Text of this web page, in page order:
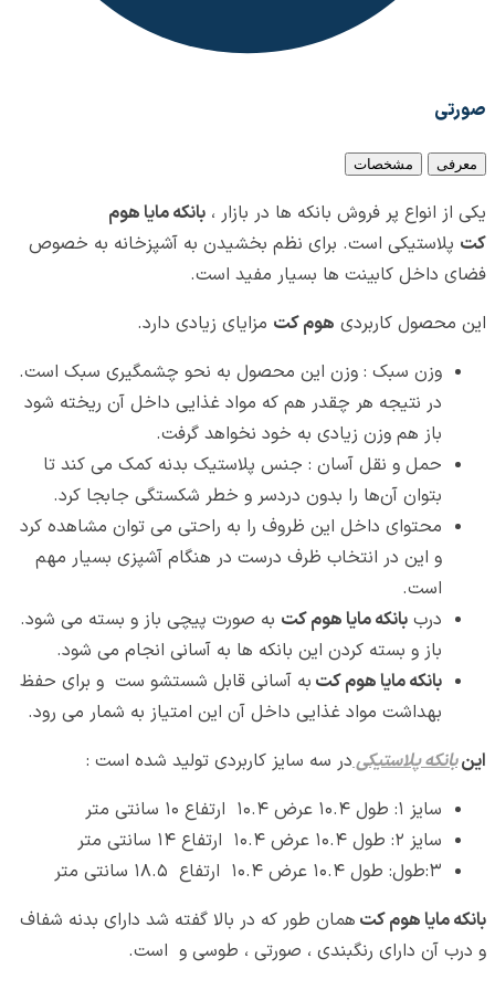
صورتی
معرفی مشخصات
یکی از انواع پر فروش بانکه ها در بازار ، بانکه مایا هوم
کت پلاستیکی است. برای نظم بخشیدن به آشپزخانه به خصوص
فضای داخل کابینت ها بسیار مفید است.
این محصول کاربردی هوم کت مزایای زیادی دارد.
وزن سبک : وزن این محصول به نحو چشمگیری سبک است.
در نتیجه هر چقدر هم که مواد غذایی داخل آن ریخته شود
باز هم وزن زیادی به خود نخواهد گرفت.
حمل و نقل آسان : جنس پلاستیک بدنه کمک می کند تا
بتوان آن‌ها را بدون دردسر و خطر شکستگی جابجا کرد.
محتوای داخل این ظروف را به راحتی می توان مشاهده کرد
و این در انتخاب ظرف درست در هنگام آشپزی بسیار مهم
است.
درب بانکه مایا هوم کت به صورت پیچی باز و بسته می شود.
باز و بسته کردن این بانکه ها به آسانی انجام می شود.
بانکه مایا هوم کت به آسانی قابل شستشو ست و برای حفظ
بهداشت مواد غذایی داخل آن این امتیاز به شمار می رود.
اینبانکه پلاستیکیدر سه سایز کاربردی تولید شده است :
سایز ۱: طول ۱۰.۴ عرض ۱۰.۴ ارتفاع ۱۰ سانتی متر
سایز ۲: طول ۱۰.۴ عرض ۱۰.۴ ارتفاع ۱۴ سانتی متر
۳:طول: طول ۱۰.۴ عرض ۱۰.۴ ارتفاع ۱۸.۵ سانتی متر
بانکه مایا هوم کت همان طور که در بالا گفته شد دارای بدنه شفاف
و درب آن دارای رنگبندی ، صورتی ، طوسی و است.